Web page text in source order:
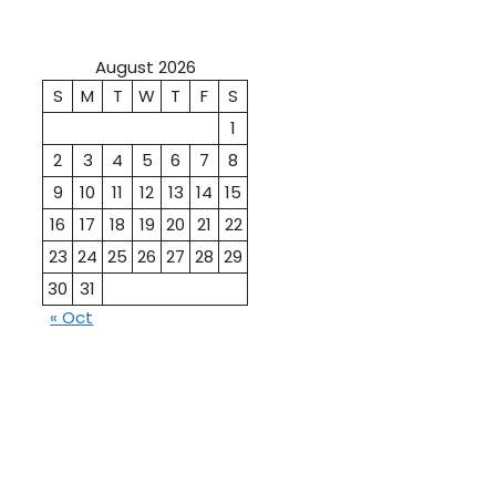
August 2026
S
M T W T F
S
1
2
3 4 5 6 7
8
9
10 11 12 13 14 15
16
17 18 19 20 21
22
23 24 25 26 27 28 29
30 31
« Oct